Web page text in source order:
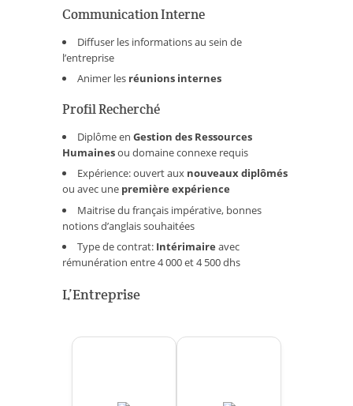
Communication Interne
Diffuser les informations au sein de
l’entreprise
Animer les réunions internes
Profil Recherché
Diplôme en Gestion des Ressources
Humainesou domaine connexe requis
Expérience: ouvert aux nouveaux diplômés
ou avec une première expérience
Maitrise du français impérative, bonnes
notions d’anglais souhaitées
Type de contrat: Intérimaire avec
rémunération entre 4 000 et 4 500 dhs
L’Entreprise